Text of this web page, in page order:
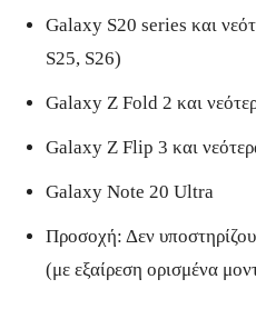
Galaxy S20 series και
S25, S26)
Galaxy Z Fold 2 και
Galaxy Z Flip 3 και
Galaxy Note 20 Ultra
Προσοχή: Δεν
(με εξαίρεση ορισμένα